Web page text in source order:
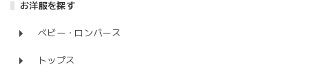
お洋服を探す
ベビー・ロンパース
トップス